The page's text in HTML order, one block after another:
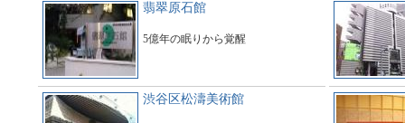
翡翠原石館
5億年の眠りから覚醒
渋谷区松濤美術館